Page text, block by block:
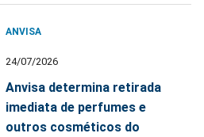
ANVISA
24/07/2026
Anvisa determina retirada
imediata de perfumes e
outros cosméticos do